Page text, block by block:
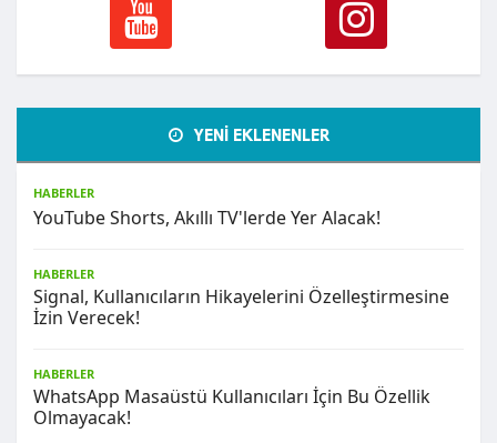
YENİ EKLENENLER
HABERLER
YouTube Shorts, Akıllı TV'lerde Yer Alacak!
HABERLER
Signal, Kullanıcıların Hikayelerini Özelleştirmesine
İzin Verecek!
HABERLER
WhatsApp Masaüstü Kullanıcıları İçin Bu Özellik
Olmayacak!